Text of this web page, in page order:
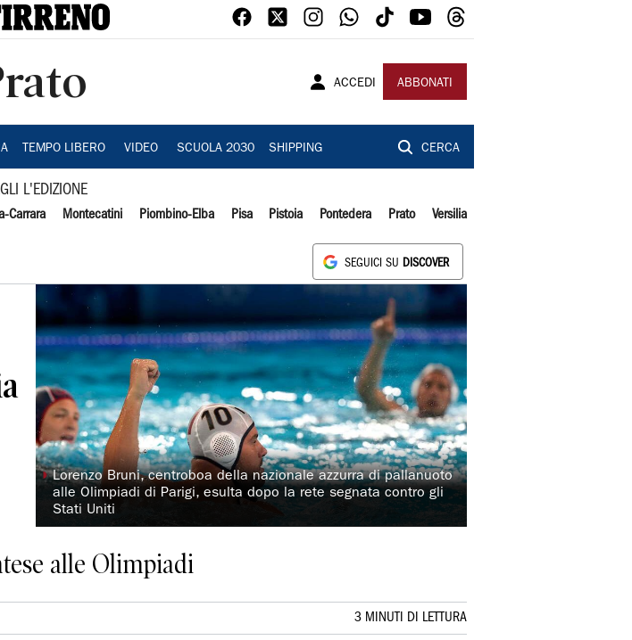
ACCEDI ABBONATI
TEMPO LIBERO VIDEO SCUOLA 2030 SHIPPING CERCA
L'EDIZIONE
Carrara Montecatini Piombino-Elba Pisa Pistoia Pontedera Prato Versilia
SEGUICI SU DISCOVER
◗Lorenzo Bruni, centroboa della nazionale azzurra di pallanuoto
alle Olimpiadi di Parigi, esulta dopo la rete segnata contro gli
Stati Uniti
alle Olimpiadi
3 MINUTI DI LETTURA